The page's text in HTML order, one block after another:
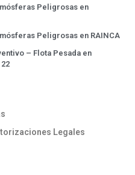
Peligrosas en
Peligrosas en RAINCA
– Flota Pesada en
22
Legales